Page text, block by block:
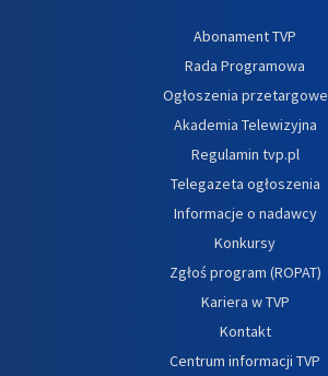
Abonament TVP
Rada Programowa
Ogłoszenia przetargowe
Akademia Telewizyjna
Regulamin tvp.pl
Telegazeta ogłoszenia
Informacje o nadawcy
Konkursy
Zgłoś program (ROPAT)
Kariera w TVP
Kontakt
Centrum informacji TVP